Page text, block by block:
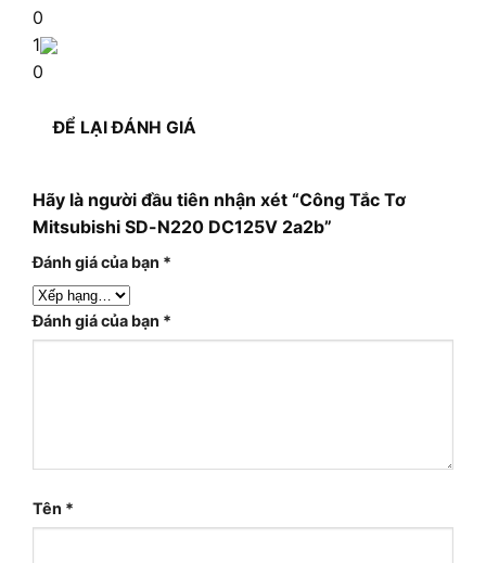
0
1
0
ĐỂ LẠI ĐÁNH GIÁ
Hãy là người đầu tiên nhận xét “Công Tắc Tơ
Mitsubishi SD-N220 DC125V 2a2b”
Đánh giá của bạn *
Đánh giá của bạn *
Tên *